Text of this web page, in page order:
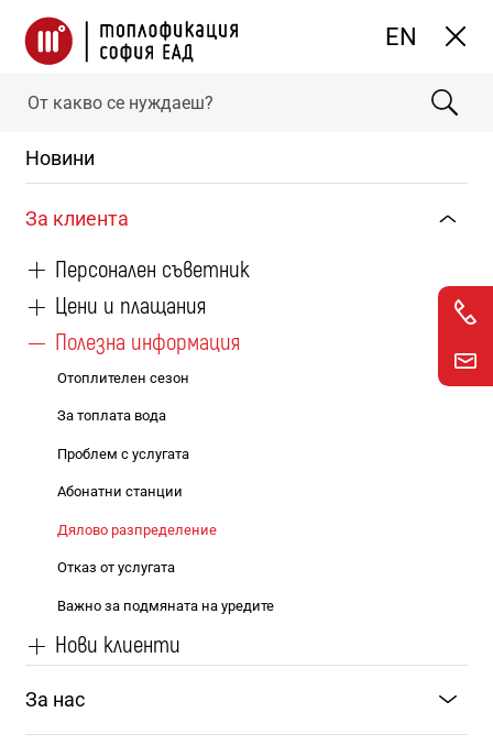
EN
Новини
За клиента
Персонален съветник
Цени и плащания
Полезна информация
Отоплителен сезон
За топлата вода
Проблем с услугата
Абонатни станции
Дялово разпределение
Отказ от услугата
Важно за подмяната на уредите
Нови клиенти
За нас
Полезна информация
Дялово разпределение